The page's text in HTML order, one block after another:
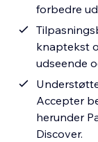
forbedre
knaptekst
udseende
Accepter
herunder
Discover.